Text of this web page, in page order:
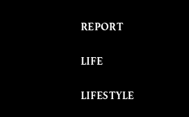
REPORT
LIFE
LIFESTYLE